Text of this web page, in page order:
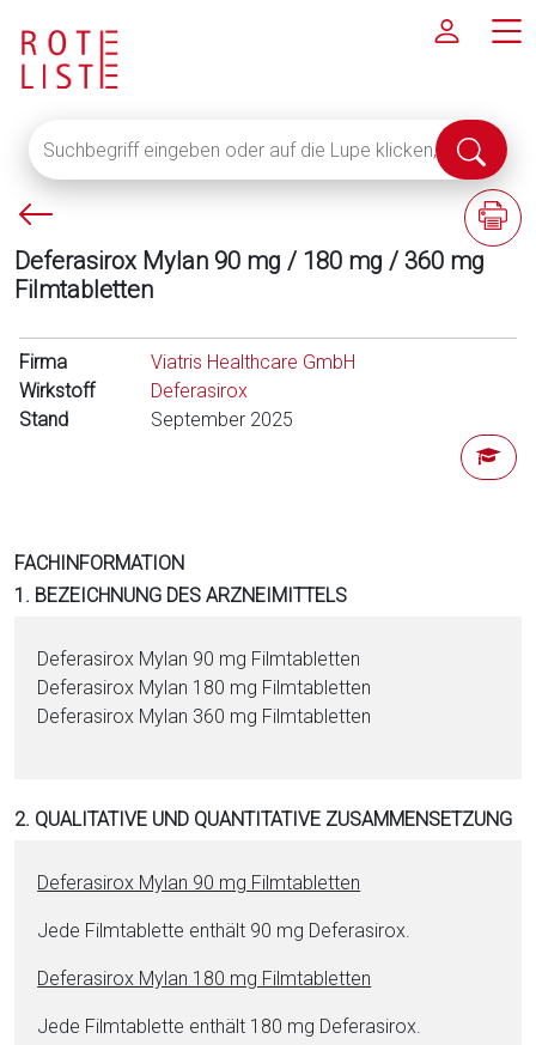
eingeben
oder
auf
die
Lupe
klicken,
um
alle
Fachinformationen
anzuzeigen
Suche
P
e
l
i
n
Deferasirox Mylan 90 mg / 180 mg / 360 mg
Filmtabletten
F
a
r
m
Firma
Viatris Healthcare GmbH
Wirkstoff
Deferasirox
Stand
September 2025
FACHINFORMATION
1. BEZEICHNUNG DES ARZNEIMITTELS
De­fe­ra­si­rox Mylan 90 mg Film­ta­blet­ten
De­fe­ra­si­rox Mylan 180 mg Film­ta­blet­ten
De­fe­ra­si­rox Mylan 360 mg Film­ta­blet­ten
2. QUALITATIVE UND QUANTITATIVE ZUSAMMENSETZUNG
De­fe­ra­si­rox Mylan 90 mg Film­ta­blet­ten
Jede Film­ta­blet­te enthält 90 mg De­fe­ra­si­rox.
De­fe­ra­si­rox Mylan 180 mg Film­ta­blet­ten
Jede Film­ta­blet­te enthält 180 mg De­fe­ra­si­rox.